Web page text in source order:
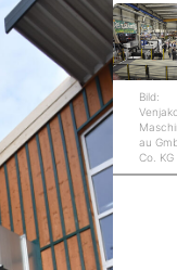
Bild:
au
Co. KG